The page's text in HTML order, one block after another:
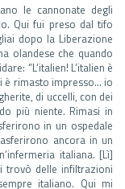
le cannonate degli
Qui fui preso dal tifo
dopo la Liberazione
olandese che quando
“L’italien! L’italien è
è rimasto impresso… io
di uccelli, con dei
più niente. Rimasi in
in un ospedale
ancora in un
italiana. [Lì]
trovò delle infiltrazioni
italiano. Qui mi